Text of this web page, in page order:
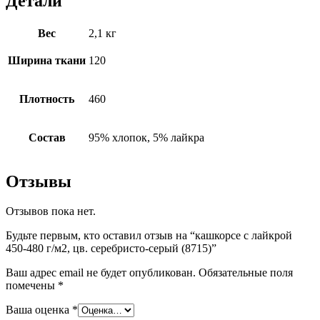
Вес 2,1 кг
Ширина ткани 120
Плотность 460
Состав 95% хлопок, 5% лайкра
Отзывы
Отзывов пока нет.
Будьте первым, кто оставил отзыв на “кашкорсе с лайкрой
450-480 г/м2, цв. серебристо-серый (8715)”
Ваш адрес email не будет опубликован. Обязательные поля
помечены *
Ваша оценка *